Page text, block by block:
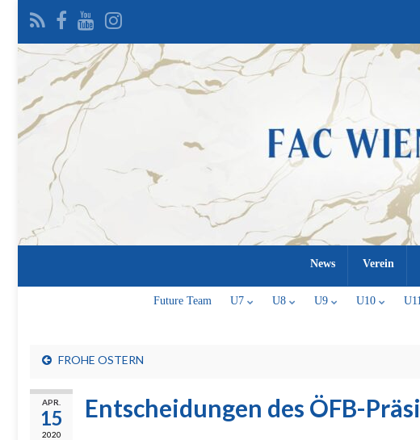
News Verein
Future Team U7 U8 U9 U10
FROHE OSTERN
APR.
15
2020
Entscheidungen des ÖFB-